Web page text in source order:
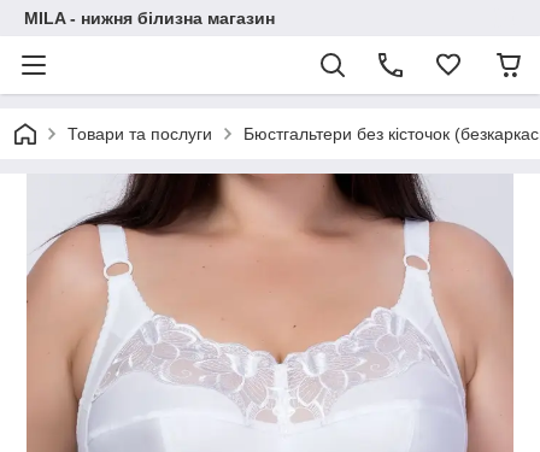
MILA - нижня білизна магазин
Товари та послуги Бюстгальтери без кісточок